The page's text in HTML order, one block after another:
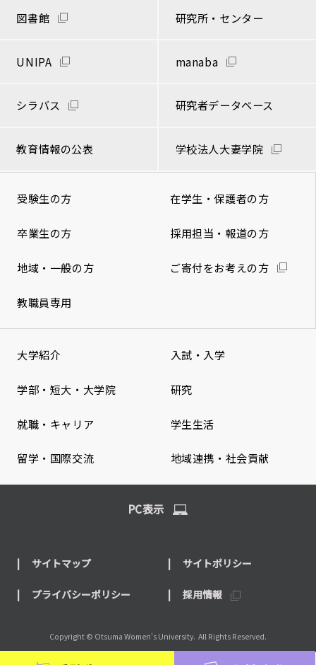
図書館 研究所・センター
UNIPA manaba
シラバス 研究者データベース
教育情報の公表 学校法人大妻学院
受験生の方 在学生・保護者の方
卒業生の方 採用担当・報道の方
地域・一般の方 ご寄付をお考えの方
教職員専用
大学紹介 入試・入学
学部・短大・大学院 研究
就職・キャリア 学生生活
留学・国際交流 地域連携・社会貢献
PC表示
サイトマップ サイトポリシー
プライバシーポリシー 採用情報
Copyright © Otsuma Women's University. All Rights Reserved.